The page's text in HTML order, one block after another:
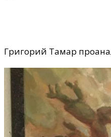
Григорий Тамар